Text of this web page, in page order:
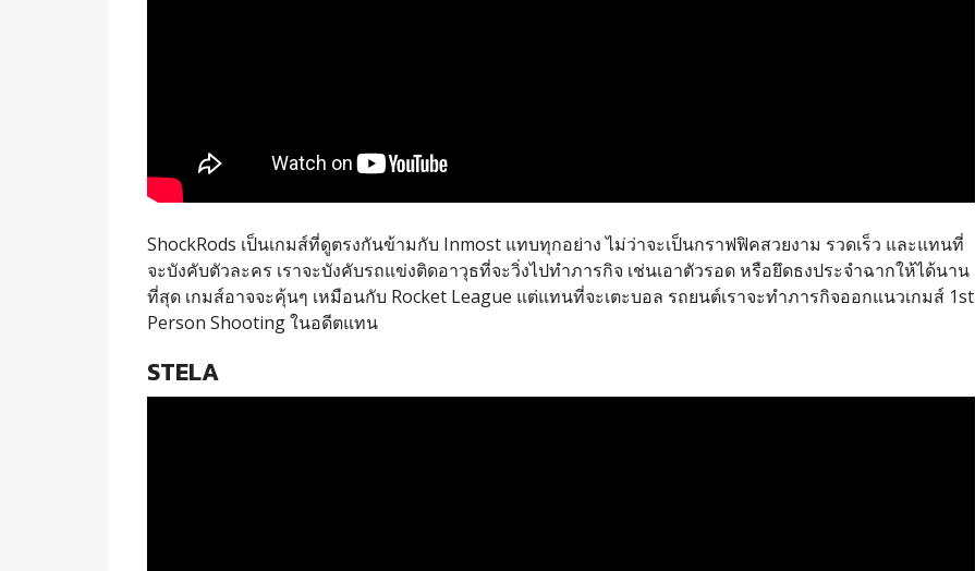
ShockRods เป็นเกมส์ที่ดูตรงกันข้ามกับ Inmost แทบทุกอย่าง ไม่ว่าจะเป็นกราฟฟิคสวยงาม รวดเร็ว และแทนที่
จะบังคับตัวละคร เราจะบังคับรถแข่งติดอาวุธที่จะวิ่งไปทำภารกิจ เช่นเอาตัวรอด หรือยึดธงประจำฉากให้ได้นาน
ที่สุด เกมส์อาจจะคุ้นๆ เหมือนกับ Rocket League แต่แทนที่จะเตะบอล รถยนต์เราจะทำภารกิจออกแนวเกมส์ 1st
Person Shooting ในอดีตแทน
STELA